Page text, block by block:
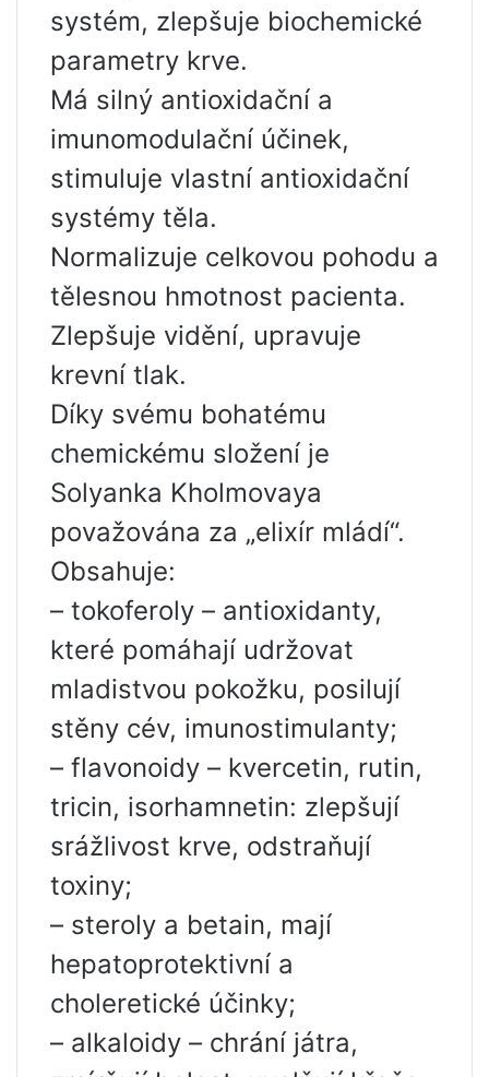
systém, zlepšuje biochemické
parametry krve.
Má silný antioxidační a
imunomodulační účinek,
stimuluje vlastní antioxidační
systémy těla.
Normalizuje celkovou pohodu a
tělesnou hmotnost pacienta.
Zlepšuje vidění, upravuje
krevní tlak.
Díky svému bohatému
chemickému složení je
Solyanka Kholmovaya
považována za „elixír mládí“.
Obsahuje:
– tokoferoly – antioxidanty,
které pomáhají udržovat
mladistvou pokožku, posilují
stěny cév, imunostimulanty;
– flavonoidy – kvercetin, rutin,
tricin, isorhamnetin: zlepšují
srážlivost krve, odstraňují
toxiny;
– steroly a betain, mají
hepatoprotektivní a
choleretické účinky;
– alkaloidy – chrání játra,